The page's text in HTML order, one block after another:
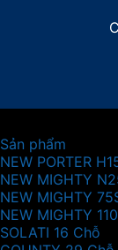
Sản phẩm
NEW PORTER
NEW MIGHTY
NEW MIGHTY
NEW MIGHTY
SOLATI 16 Chỗ